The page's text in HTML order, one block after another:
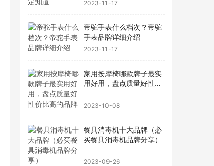
2023-11-17
帝驼手表什么档次？帝驼
手表品牌详细介绍
2023-11-17
家用按摩椅哪款牌子最实
用好用，盘点质量好性价
2023-10-08
餐具消毒机十大品牌（必
买餐具消毒机品牌分享）
2023-09-26